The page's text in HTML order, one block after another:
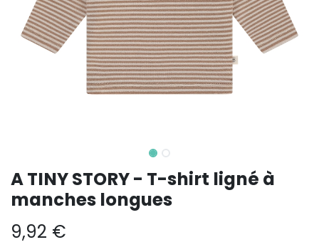
A TINY STORY - T-shirt ligné à
manches longues
9,92 €